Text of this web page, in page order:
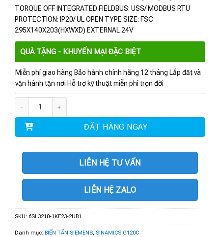
TORQUE OFF INTEGRATED FIELDBUS: USS/ MODBUS RTU
PROTECTION: IP20/ UL OPEN TYPE SIZE: FSC
295X140X203(HXWXD) EXTERNAL 24V
QUÀ TẶNG - KHUYẾN MẠI ĐẶC BIỆT
Miễn phí giao hàng Bảo hành chính hãng 12 tháng Lắp đặt và
vận hành tận nơi Hỗ trợ kỹ thuật miễn phí trọn đời
ĐẶT HÀNG NGAY
LIÊN HỆ TƯ VẤN
LIÊN HỆ ZALO
SKU: 6SL3210-1KE23-2UB1
Danh mục: BIẾN TẦN SIEMENS, SINAMICS G120C